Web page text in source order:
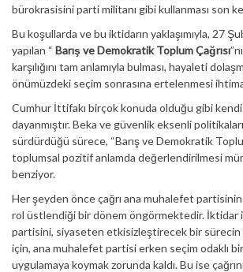
bürokrasisini parti militanı gibi kullanması son
Bu koşullarda ve bu iktidarın yaklaşımıyla, 27
yapılan “ Barış ve Demokratik Toplum Çağrısı
karşılığını tam anlamıyla bulması, hayaleti
önümüzdeki seçim sonrasına ertelenmesi
Cumhur İttifakı birçok konuda olduğu gibi kendi
dayanmıştır. Beka ve güvenlik eksenli
sürdürdüğü sürece, “Barış ve Demokratik
toplumsal pozitif anlamda değerlendirilmesi
benziyor.
Her şeyden önce çağrı ana muhalefet
rol üstlendiği bir dönem öngörmektedir. İktidar
partisini, siyaseten etkisizleştirecek bir sürecin
için, ana muhalefet partisi erken seçim odaklı
uygulamaya koymak zorunda kaldı. Bu ise